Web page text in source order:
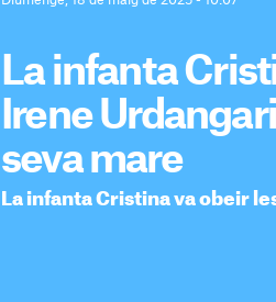
La infanta
Irene
seva mare
La infanta Cristina va obeir